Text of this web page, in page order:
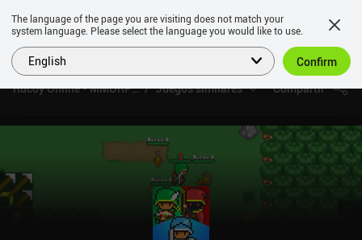
Rucoy Online - MMORPG MMO RPGJuegos similares Compartir
The language of the page you are visiting does not match your
system language. Please select the language you would like to use.
English Confirm